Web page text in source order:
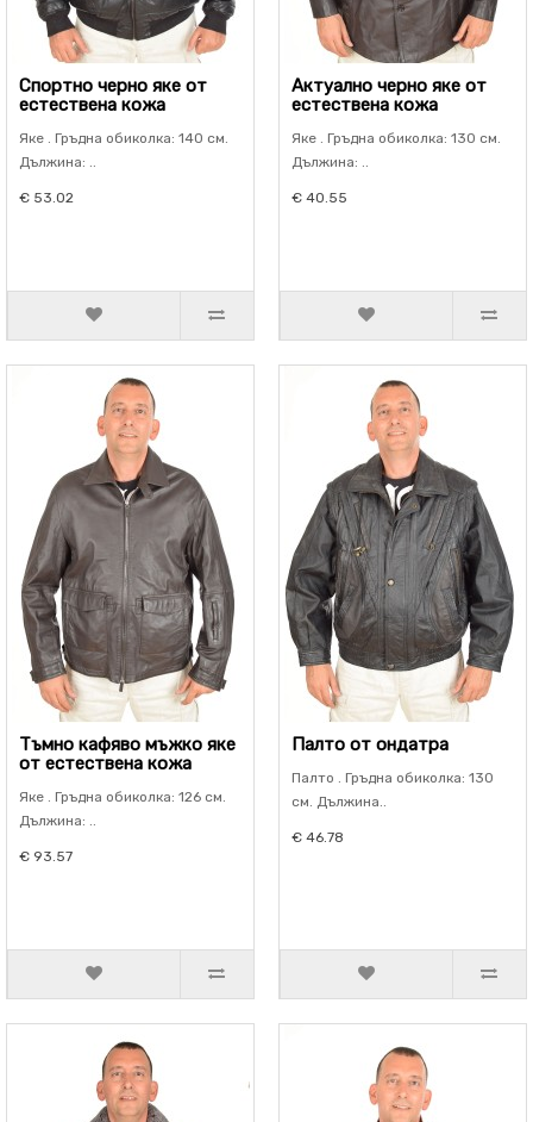
Спортно черно яке от
естествена кожа
Яке . Гръдна обиколка: 140 см.
Дължина: ..
€ 53.02
Актуално черно яке от
естествена кожа
Яке . Гръдна обиколка: 130 см.
Дължина: ..
€ 40.55
Тъмно кафяво мъжко яке
от естествена кожа
Яке . Гръдна обиколка: 126 см.
Дължина: ..
€ 93.57
Палто от ондатра
Палто . Гръдна обиколка: 130
см. Дължина..
€ 46.78